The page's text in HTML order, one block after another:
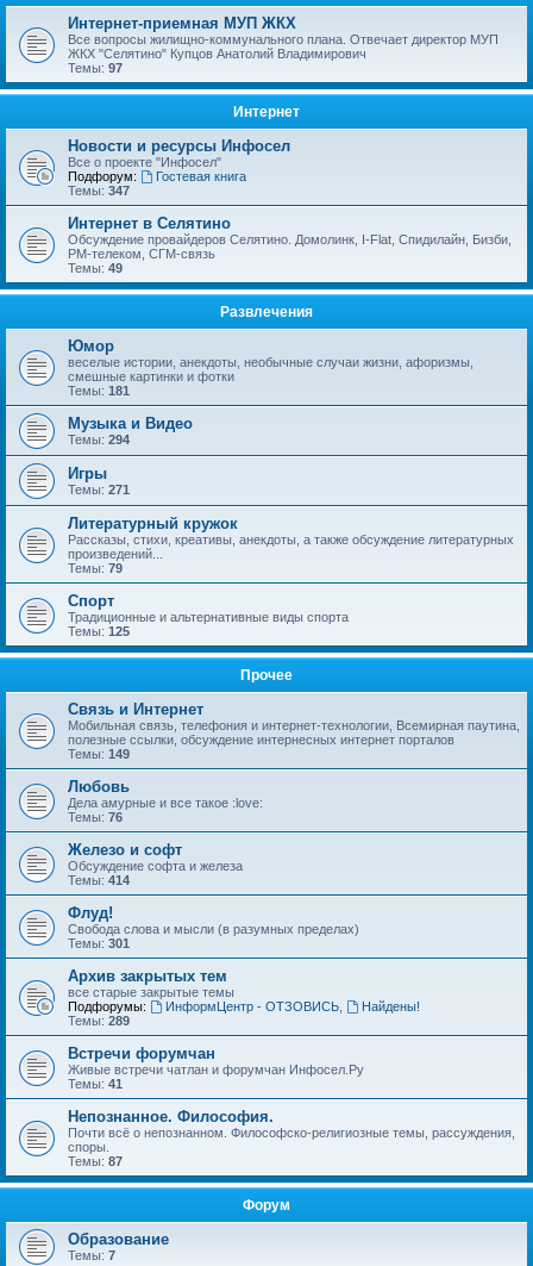
Интернет-приемная МУП ЖКХ
Все вопросы жилищно-коммунального плана. Отвечает директор МУП
ЖКХ "Селятино" Купцов Анатолий Владимирович
Темы: 97
Интернет
Новости и ресурсы Инфосел
Все о проекте "Инфосел"
Подфорум:
Гостевая книга
Темы: 347
Интернет в Селятино
Обсуждение провайдеров Селятино. Домолинк, I-Flat, Спидилайн, Бизби,
РМ-телеком, СГМ-связь
Темы: 49
Развлечения
Юмор
веселые истории, анекдоты, необычные случаи жизни, афоризмы,
смешные картинки и фотки
Темы: 181
Музыка и Видео
Темы: 294
Игры
Темы: 271
Литературный кружок
Рассказы, стихи, креативы, анекдоты, а также обсуждение литературных
произведений...
Темы: 79
Спорт
Традиционные и альтернативные виды спорта
Темы: 125
Прочее
Связь и Интернет
Мобильная связь, телефония и интернет-технологии, Всемирная паутина,
полезные ссылки, обсуждение интернесных интернет порталов
Темы: 149
Любовь
Дела амурные и все такое :love:
Темы: 76
Железо и софт
Обсуждение софта и железа
Темы: 414
Флуд!
Свобода слова и мысли (в разумных пределах)
Темы: 301
Архив закрытых тем
все старые закрытые темы
Подфорумы:
ИнформЦентр - ОТЗОВИСЬ,
Найдены!
Темы: 289
Встречи форумчан
Живые встречи чатлан и форумчан Инфосел.Ру
Темы: 41
Непознанное. Философия.
Почти всё о непознанном. Философско-религиозные темы, рассуждения,
споры.
Темы: 87
Форум
Образование
Темы: 7